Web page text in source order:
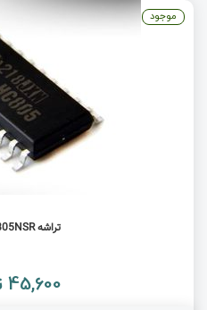
تراشه SN74HC805NSR
45,600 تومان
موجود